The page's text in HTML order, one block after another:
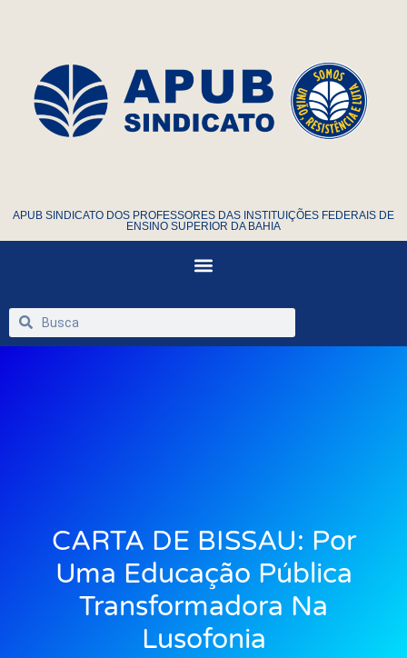
APUB SINDICATO DOS PROFESSORES DAS INSTITUIÇÕES FEDERAIS DE
ENSINO SUPERIOR DA BAHIA
CARTA DE BISSAU: Por
Uma Educação Pública
Transformadora Na
Lusofonia